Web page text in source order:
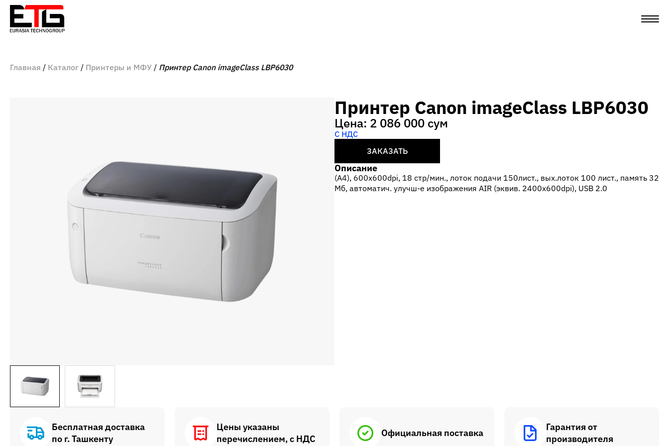
Главная Каталог Принтеры и МФУ Принтер Canon imageClass LBP6030
Принтер Canon imageClass LBP6030
Цена: 2 086 000 сум
С НДС
ЗАКАЗАТЬ
Описание
(A4), 600x600dpi, 18 стр/мин., лоток подачи 150лист., вых.лоток 100 лист., память 32
Мб, автоматич. улучш-е изображения AIR (эквив. 2400x600dpi), USB 2.0
Бесплатная доставка
по г. Ташкенту
Цены указаны
перечислением, с НДС
Официальная поставка
Гарантия от
производителя